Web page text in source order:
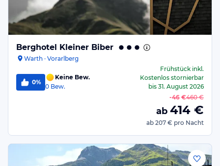
Berghotel Kleiner Biber
Warth · Vorarlberg
0%
Keine Bew.
0 Bew.
Frühstückinkl.
Kostenlos stornierbar
bis 31. August 2026
-46 €460 €
ab 414 €
ab 207 € pro Nacht